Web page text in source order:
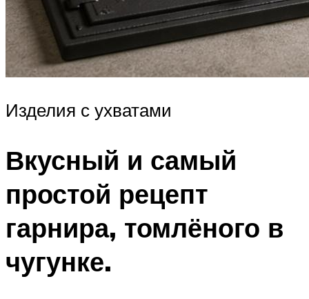
Изделия с ухватами
Вкусный и самый
простой рецепт
гарнира, томлёного в
чугунке.